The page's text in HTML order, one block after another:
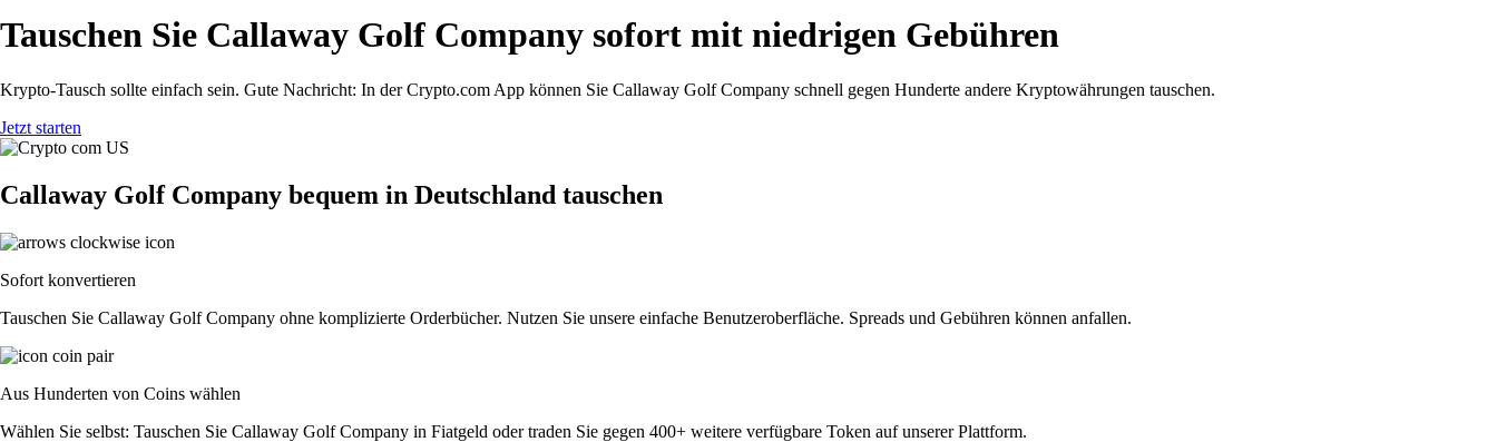
Tauschen Sie Callaway Golf Company sofort mit niedrigen Gebühren
Krypto-Tausch sollte einfach sein. Gute Nachricht: In der Crypto.com App können Sie Callaway Golf Company schnell gegen Hunderte andere Kryptowährungen tauschen.
Jetzt starten
Callaway Golf Company bequem in Deutschland tauschen
Sofort konvertieren
Tauschen Sie Callaway Golf Company ohne komplizierte Orderbücher. Nutzen Sie unsere einfache Benutzeroberfläche. Spreads und Gebühren können anfallen.
Aus Hunderten von Coins wählen
Wählen Sie selbst: Tauschen Sie Callaway Golf Company in Fiatgeld oder traden Sie gegen 400+ weitere verfügbare Token auf unserer Plattform.